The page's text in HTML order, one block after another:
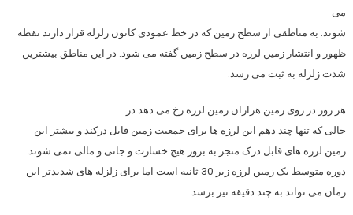
می
شوند. به مناطقی از سطح زمین که در خط عمودی کانون زلزله قرار دارند نقطه
ظهور و انتشار زمین لرزه در سطح زمین گفته می شود. در این مناطق بیشترین
شدت زلزله به ثبت می رسد.
هر روز در روی زمین هزاران زمین لرزه رخ می دهد در
حالی که تنها چند دهم این لرزه ها برای جمعیت زمین قابل درکند و بیشتر این
زمین لرزه های قابل درک منجر به بروز هیچ خسارت و جانی و مالی نمی شوند.
دوره متوسط یک زمین لرزه زیر 30 ثانیه است اما برای زلزله های شدیدتر این
زمان می تواند به چند دقیقه نیز برسد.